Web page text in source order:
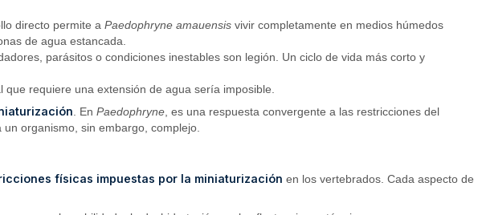
directo permite aPaedophryne amauensis vivir completamente en medios húmedos
de agua estancada.
parásitos o condiciones inestables son legión. Un ciclo de vida más corto y
requiere una extensión de agua sería imposible.
. EnPaedophryne, es una respuesta convergente a las restricciones del
organismo, sin embargo, complejo.
físicas impuestas por la miniaturización en los vertebrados. Cada aspecto de